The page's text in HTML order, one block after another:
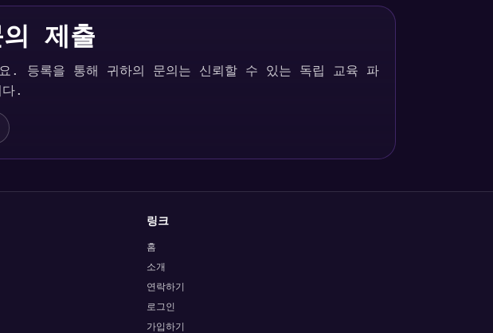
제출
. 등록을 통해 귀하의 문의는 신뢰할 수 있는 독립 교육 파
다.
링크
홈
소개
연락하기
로그인
가입하기